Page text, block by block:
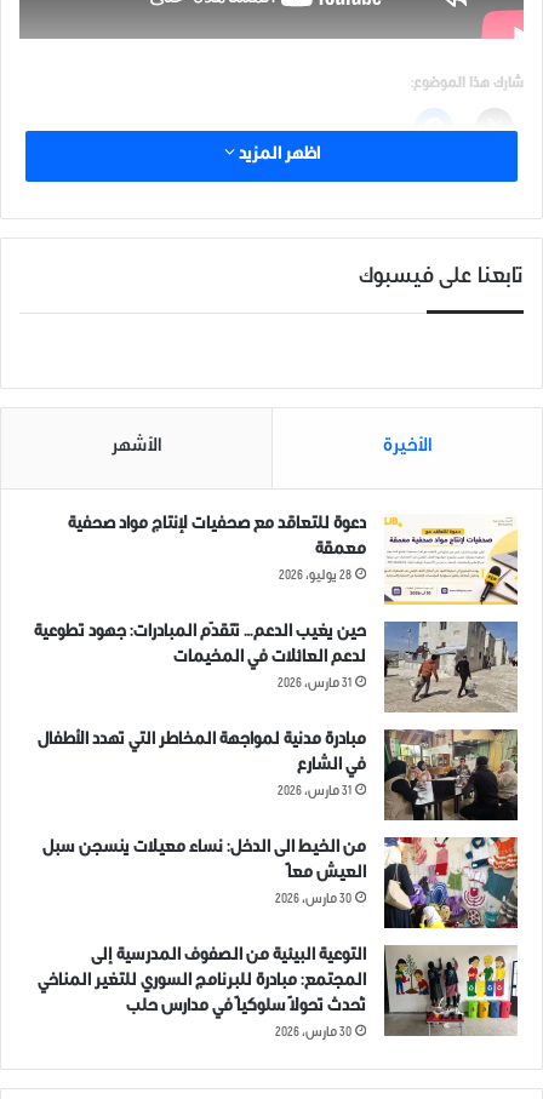
شارك هذا الموضوع:
قصف على معرة النعمان
21 ديسمبر، 2018
في "صور عامة"
مسابقة لإلقاء الشعري
والفصاح
إجرام الأسد وروسيا يقتلنا من
جديد في لقمة عيشنا. “مجزرتي
معرة النعمان وسراقب”
3 ديسمبر، 2019
ادلب سامز
مديرية الصحة مشفى
اظهر المزيد
تابعنا على فيسبوك
الأخيرة الأشهر
دعوة للتعاقد مع صحفيات لإنتاج مواد صحفية
معمقة
28 يوليو، 2026
حين يغيب الدعم… تتقدّم المبادرات: جهود تطوعية
لدعم العائلات في المخيمات
31 مارس، 2026
مبادرة مدنية لمواجهة المخاطر التي تهدد الأطفال
في الشارع
31 مارس، 2026
من الخيط الى الدخل: نساء معيلات ينسجن سبل
العيش معاً
30 مارس، 2026
التوعية البيئية من الصفوف المدرسية إلى
المجتمع: مبادرة للبرنامج السوري للتغير المناخي
تُحدث تحولاً سلوكياً في مدارس حلب
30 مارس، 2026